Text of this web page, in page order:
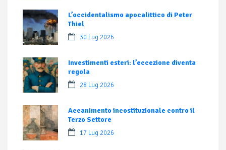
L’occidentalismo apocalittico di Peter
Thiel
30 Lug 2026
Investimenti esteri: l’eccezione diventa
regola
28 Lug 2026
Accanimento incostituzionale contro il
Terzo Settore
17 Lug 2026